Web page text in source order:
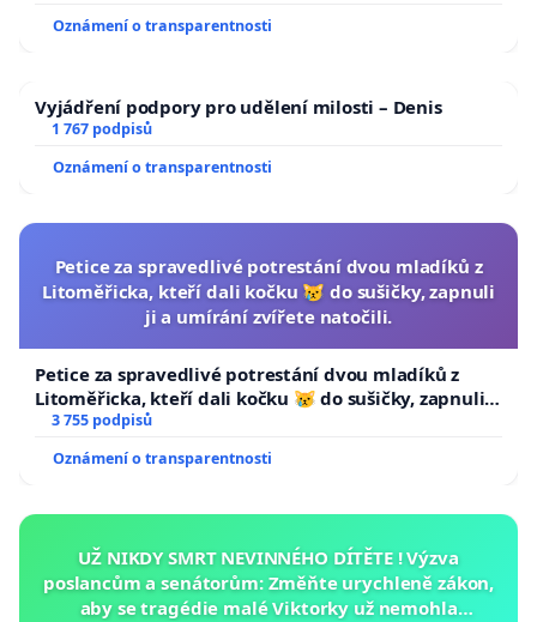
Oznámení o transparentnosti
Vyjádření podpory pro udělení milosti – Denis
1 767 podpisů
Oznámení o transparentnosti
Petice za spravedlivé potrestání dvou mladíků z
Litoměřicka, kteří dali kočku 😿 do sušičky, zapnuli
ji a umírání zvířete natočili.
Petice za spravedlivé potrestání dvou mladíků z
Litoměřicka, kteří dali kočku 😿 do sušičky, zapnuli ji
a umírání zvířete natočili.
3 755 podpisů
Oznámení o transparentnosti
UŽ NIKDY SMRT NEVINNÉHO DÍTĚTE ! Výzva
poslancům a senátorům: Změňte urychleně zákon,
aby se tragédie malé Viktorky už nemohla